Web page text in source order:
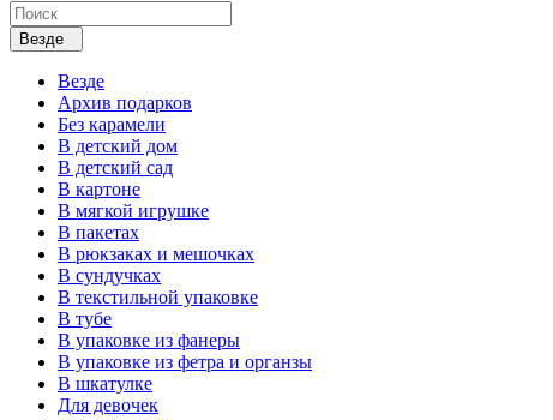
Везде
Везде
Архив подарков
Без карамели
В детский дом
В детский сад
В картоне
В мягкой игрушке
В пакетах
В рюкзаках и мешочках
В сундучках
В текстильной упаковке
В тубе
В упаковке из фанеры
В упаковке из фетра и органзы
В шкатулке
Для девочек